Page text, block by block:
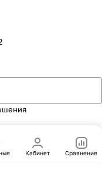
Кабинет Сравнение